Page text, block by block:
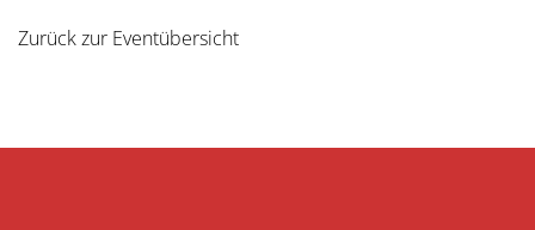
Zurück zur Eventübersicht